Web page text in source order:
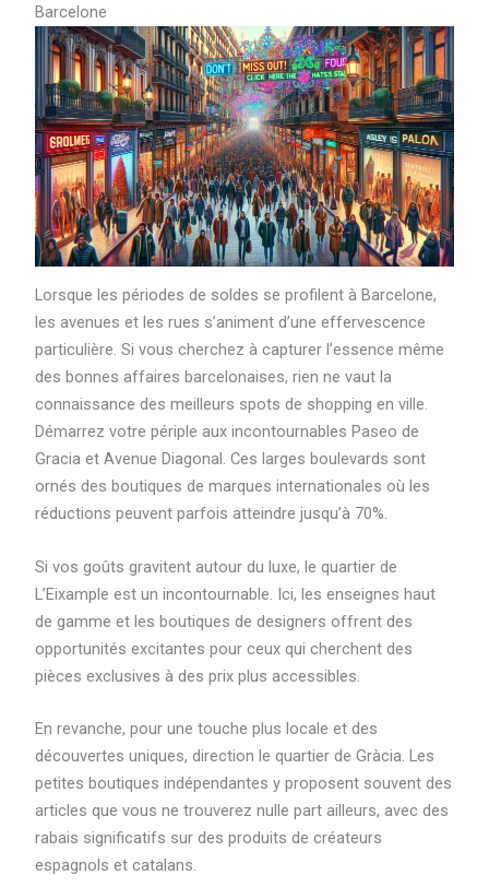
Barcelone
Lorsque les périodes de soldes se profilent à Barcelone,
les avenues et les rues s’animent d’une effervescence
particulière. Si vous cherchez à capturer l’essence même
des bonnes affaires barcelonaises, rien ne vaut la
connaissance des meilleurs spots de shopping en ville.
Démarrez votre périple aux incontournables Paseo de
Gracia et Avenue Diagonal. Ces larges boulevards sont
ornés des boutiques de marques internationales où les
réductions peuvent parfois atteindre jusqu’à 70%.
Si vos goûts gravitent autour du luxe, le quartier de
L’Eixample est un incontournable. Ici, les enseignes haut
de gamme et les boutiques de designers offrent des
opportunités excitantes pour ceux qui cherchent des
pièces exclusives à des prix plus accessibles.
En revanche, pour une touche plus locale et des
découvertes uniques, direction le quartier de Gràcia. Les
petites boutiques indépendantes y proposent souvent des
articles que vous ne trouverez nulle part ailleurs, avec des
rabais significatifs sur des produits de créateurs
espagnols et catalans.